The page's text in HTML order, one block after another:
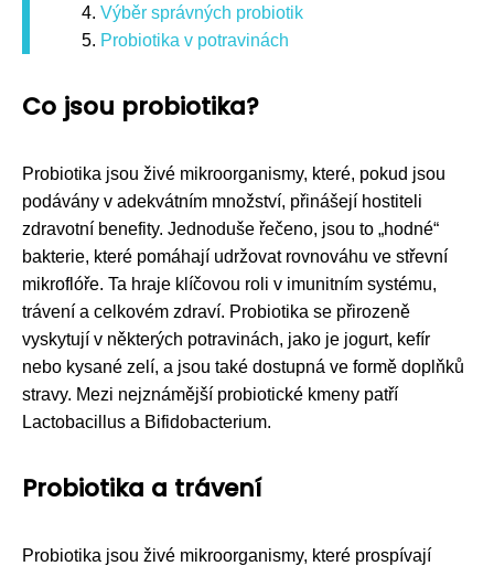
Výběr správných probiotik
Probiotika v potravinách
Co jsou probiotika?
Probiotika jsou živé mikroorganismy, které, pokud jsou
podávány v adekvátním množství, přinášejí hostiteli
zdravotní benefity. Jednoduše řečeno, jsou to „hodné“
bakterie, které pomáhají udržovat rovnováhu ve střevní
mikroflóře. Ta hraje klíčovou roli v imunitním systému,
trávení a celkovém zdraví. Probiotika se přirozeně
vyskytují v některých potravinách, jako je jogurt, kefír
nebo kysané zelí, a jsou také dostupná ve formě doplňků
stravy. Mezi nejznámější probiotické kmeny patří
Lactobacillus a Bifidobacterium.
Probiotika a trávení
Probiotika jsou živé mikroorganismy, které prospívají